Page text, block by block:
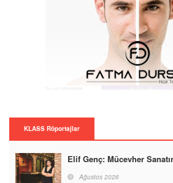
KLASS Röportajlar
Elif Genç: Mücevher
Ağustos 2026